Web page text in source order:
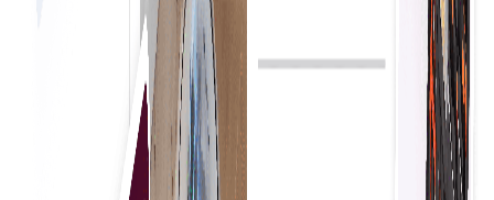
مکمل شفافیت
تنظیمی اخراجات کا مؤثر طریقے سے انتظام اور کنٹرول بجٹ
کی پابندی کو بہتر بناتا ہے، لاگت میں کمی کے مواقع کی